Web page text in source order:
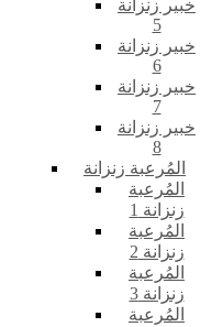
خبير زنزانة
5
خبير زنزانة
6
خبير زنزانة
7
خبير زنزانة
8
المُرعبة زنزانة
المُرعبة
زنزانة 1
المُرعبة
زنزانة 2
المُرعبة
زنزانة 3
المُرعبة